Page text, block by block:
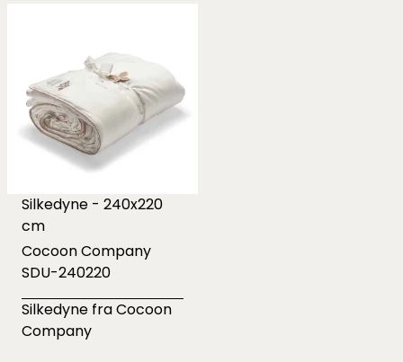
Silkedyne - 240x220
cm
Cocoon Company
SDU-240220
Silkedyne fra Cocoon
Company